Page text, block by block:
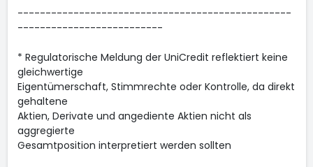
-------------------------------------------------
--------------------------
* Regulatorische Meldung der UniCredit reflektiert keine
gleichwertige
Eigentümerschaft, Stimmrechte oder Kontrolle, da direkt
gehaltene
Aktien, Derivate und angediente Aktien nicht als
aggregierte
Gesamtposition interpretiert werden sollten